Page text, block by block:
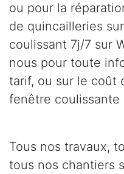
ou pour la
de quincailleries
coulissant 7j/7 sur
nous pour toute
tarif, ou sur le coût
fenêtre coulissante
Tous nos travaux,
tous nos chantiers